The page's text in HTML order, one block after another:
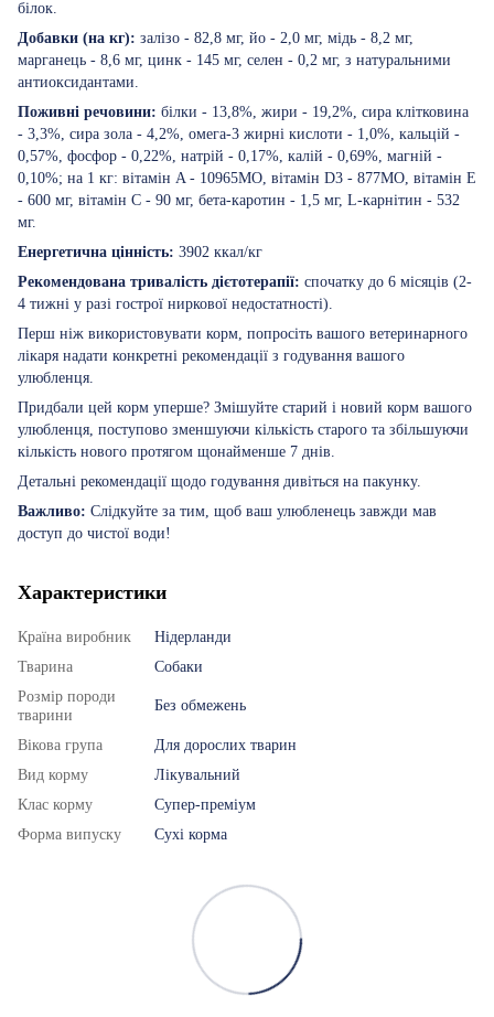
білок.
Добавки (на кг): залізо - 82,8 мг, йо - 2,0 мг, мідь - 8,2 мг,
марганець - 8,6 мг, цинк - 145 мг, селен - 0,2 мг, з натуральними
антиоксидантами.
Поживні речовини: білки - 13,8%, жири - 19,2%, сира клітковина
- 3,3%, сира зола - 4,2%, омега-3 жирні кислоти - 1,0%, кальцій -
0,57%, фосфор - 0,22%, натрій - 0,17%, калій - 0,69%, магній -
0,10%; на 1 кг: вітамін A - 10965МО, вітамін D3 - 877МО, вітамін E
- 600 мг, вітамін C - 90 мг, бета-каротин - 1,5 мг, L-карнітин - 532
мг.
Енергетична цінність: 3902 ккал/кг
Рекомендована тривалість дієтотерапії: спочатку до 6 місяців (2-
4 тижні у разі гострої ниркової недостатності).
Перш ніж використовувати корм, попросіть вашого ветеринарного
лікаря надати конкретні рекомендації з годування вашого
улюбленця.
Придбали цей корм уперше? Змішуйте старий і новий корм вашого
улюбленця, поступово зменшуючи кількість старого та збільшуючи
кількість нового протягом щонайменше 7 днів.
Детальні рекомендації щодо годування дивіться на пакунку.
Важливо: Слідкуйте за тим, щоб ваш улюбленець завжди мав
доступ до чистої води!
Характеристики
Країна виробник
Нідерланди
Тварина
Собаки
Розмір породи
тварини
Без обмежень
Вікова група
Для дорослих тварин
Вид корму
Лікувальний
Клас корму
Супер-преміум
Форма випуску
Сухі корма